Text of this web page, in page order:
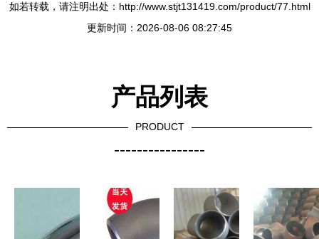
如若转载，请注明出处：http://www.stjt131419.com/product/77.html
更新时间：2026-08-06 08:27:45
产品列表
PRODUCT
----------------